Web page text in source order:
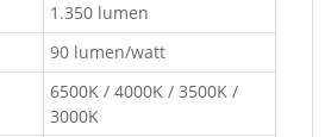
1.350 lumen
90 lumen/watt
6500K / 4000K / 3500K /
3000K